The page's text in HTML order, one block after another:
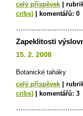
celý příspěvek
cribs)
komentářů: 0
Zapeklitosti
15. 2. 2008
Botanické taháky
celý příspěvek
cribs)
komentářů: 3